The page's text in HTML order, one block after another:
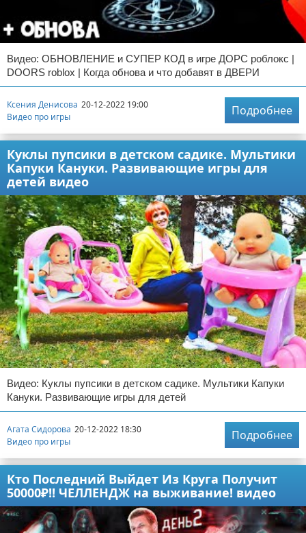
Видео: ОБНОВЛЕНИЕ и СУПЕР КОД в игре ДОРС роблокс |
DOORS roblox | Когда обнова и что добавят в ДВЕРИ
Ксения Денисова 20-12-2022 19:00
Видео про игры
Подробнее
Куклы пупсики в детском садике. Мультики
Капуки Кануки. Развивающие игры для
детей видео
Видео: Куклы пупсики в детском садике. Мультики Капуки
Кануки. Развивающие игры для детей
Агата Сидорова 20-12-2022 18:30
Видео про игры
Подробнее
Кто Последний Выйдет Из Круга Получит
50000₽!! ЧЕЛЛЕНДЖ на выживание! видео